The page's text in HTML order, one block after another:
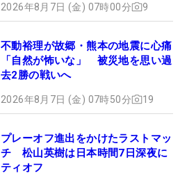
2026年8月7日 (金) 07時00分 9
不動裕理が故郷・熊本の地震に心痛
「自然が怖いな」 被災地を思い過
去2勝の戦いへ
2026年8月7日 (金) 07時50分 19
プレーオフ進出をかけたラストマッ
チ 松山英樹は日本時間7日深夜に
ティオフ